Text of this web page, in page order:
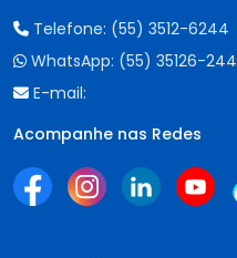
Telefone: (55) 3512-6244
WhatsApp: (55) 35126-244
E-mail:
Acompanhe nas Redes